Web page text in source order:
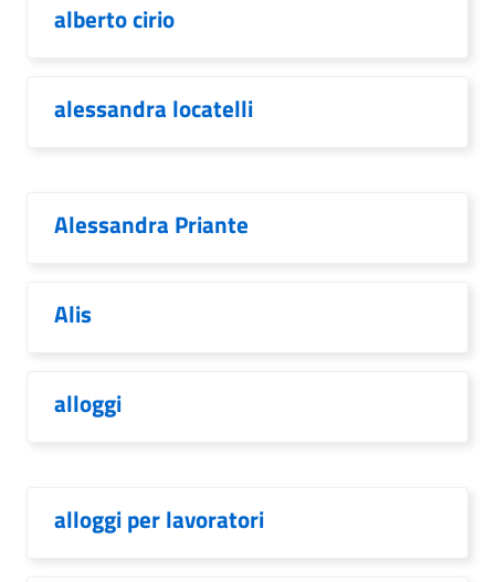
alberto cirio
alessandra locatelli
Alessandra Priante
Alis
alloggi
alloggi per lavoratori